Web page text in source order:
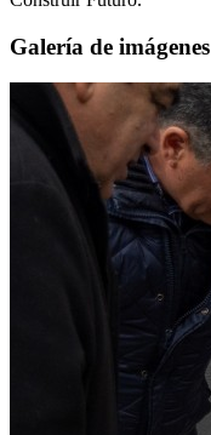
Galería de imágenes